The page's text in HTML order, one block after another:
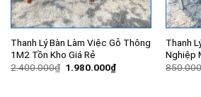
Thanh Lý Bàn Làm Việc Gỗ Thông
1M2 Tồn Kho Giá Rẻ
2.400.000₫ Giá
1.980.000₫Giá
hiện
Thanh
Nghiệp
850.000